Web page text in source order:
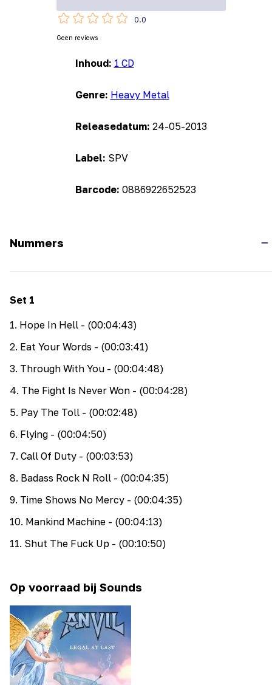
Inhoud: 1 CD
Genre: Heavy Metal
Releasedatum: 24-05-2013
Label: SPV
Barcode: 0886922652523
0.0
Geen reviews
Nummers
Set 1
1. Hope In Hell - (00:04:43)
2. Eat Your Words - (00:03:41)
3. Through With You - (00:04:48)
4. The Fight Is Never Won - (00:04:28)
5. Pay The Toll - (00:02:48)
6. Flying - (00:04:50)
7. Call Of Duty - (00:03:53)
8. Badass Rock N Roll - (00:04:35)
9. Time Shows No Mercy - (00:04:35)
10. Mankind Machine - (00:04:13)
11. Shut The Fuck Up - (00:10:50)
Op voorraad bij Sounds